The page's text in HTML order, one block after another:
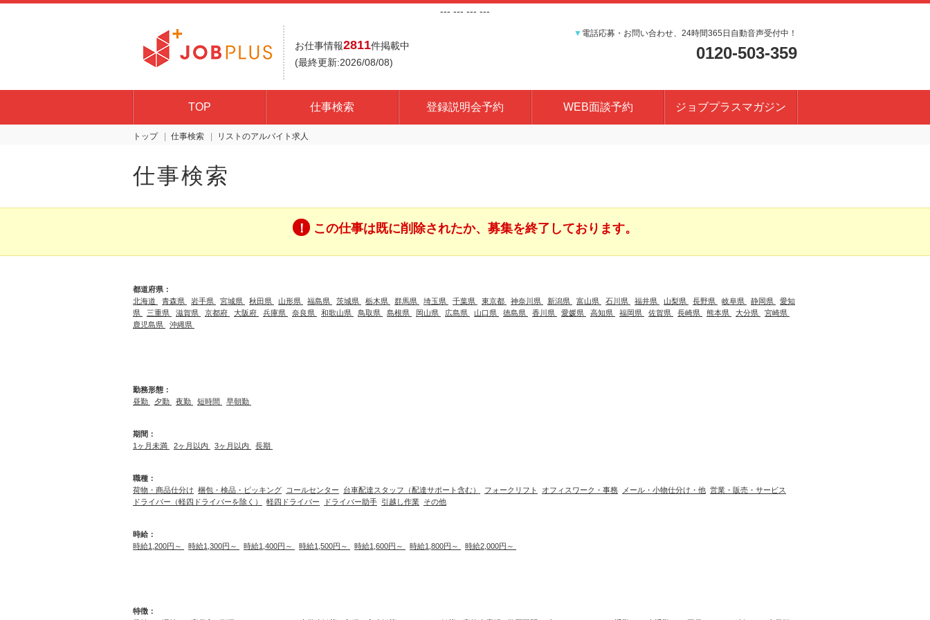
--- --- --- ---
お仕事情報2811件掲載中
(最終更新:2026/08/08)
▼ 電話応募・お問い合わせ、24時間365日自動音声受付中！
0120-503-359
TOP 仕事検索 登録説明会予約 WEB面談予約 ジョブプラスマガジン
トップ 仕事検索 リスト
仕事検索
この仕事は既に削除されたか、募集を終了しております。
都道府県：
北海道
青森県 岩手県 宮城県 秋田県 山形県 福島県 茨城県 栃木県 群馬県 埼玉県 千葉県 東京都 神奈川県 新潟県 富山県 石川県 福井県 山梨県 長野県 岐阜県 静岡県
愛知
県
三重県 滋賀県 京都府 大阪府 兵庫県 奈良県 和歌山県 鳥取県 島根県 岡山県 広島県 山口県 徳島県 香川県 愛媛県 高知県 福岡県 佐賀県 長崎県 熊本県 大分県
宮崎県
鹿児島県
沖縄県
勤務形態：
昼勤
夕勤 夜勤 短時間 早朝勤
期間：
1ヶ月未満
2ヶ月以内 3ヶ月以内 長期
職種：
荷物・商品仕分け 梱包・検品・ピッキング コールセンター 台車配達スタッフ（配達サポート含む） フォークリフト オフィスワーク・事務 メール・小物仕分け・他 営業・販売・サービス
ドライバー（軽四ドライバーを除く）
軽四ドライバー ドライバー助手 引越し作業 その他
時給：
時給1,200円～
時給1,300円～ 時給1,400円～ 時給1,500円～ 時給1,600円～ 時給1,800円～ 時給2,000円～
特徴：